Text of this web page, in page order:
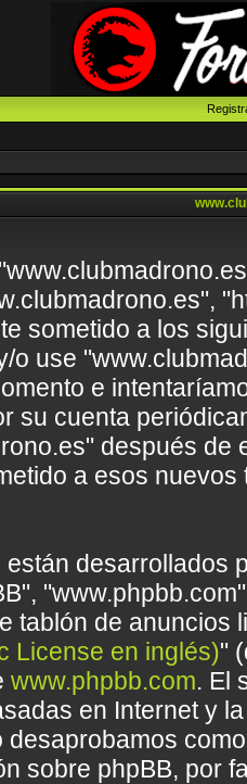
sometido a los
o use
e
su cuenta
después
a esos
desarrollados
tablón de anuncios
License en inglés)"
www.phpbb.com. El
en Internet y
desaprobamos
sobre phpBB, por